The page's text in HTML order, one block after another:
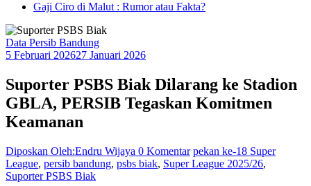
Gaji Ciro di Malut : Rumor atau Fakta?
Data Persib Bandung
5 Februari 202627 Januari 2026
Suporter PSBS Biak Dilarang ke Stadion
GBLA, PERSIB Tegaskan Komitmen
Keamanan
Diposkan Oleh:Endru Wijaya 0 Komentar pekan ke-18 Super
League, persib bandung, psbs biak, Super League 2025/26,
Suporter PSBS Biak